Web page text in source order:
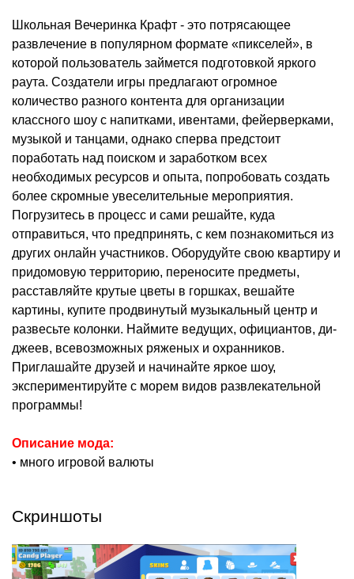
Школьная Вечеринка Крафт - это потрясающее
развлечение в популярном формате «пикселей», в
которой пользователь займется подготовкой яркого
раута. Создатели игры предлагают огромное
количество разного контента для организации
классного шоу с напитками, ивентами, фейерверками,
музыкой и танцами, однако сперва предстоит
поработать над поиском и заработком всех
необходимых ресурсов и опыта, попробовать создать
более скромные увеселительные мероприятия.
Погрузитесь в процесс и сами решайте, куда
отправиться, что предпринять, с кем познакомиться из
других онлайн участников. Оборудуйте свою квартиру и
придомовую территорию, переносите предметы,
расставляйте крутые цветы в горшках, вешайте
картины, купите продвинутый музыкальный центр и
развесьте колонки. Наймите ведущих, официантов, ди-
джеев, всевозможных ряженых и охранников.
Приглашайте друзей и начинайте яркое шоу,
экспериментируйте с морем видов развлекательной
программы!
Описание мода:
• много игровой валюты
Скриншоты